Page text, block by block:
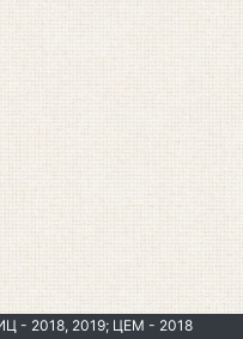
- 2018, 2019; ЦЕМ - 2018